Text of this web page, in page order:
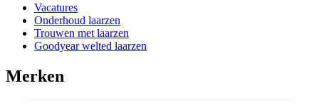
Vacatures
Onderhoud laarzen
Trouwen met laarzen
Goodyear welted laarzen
Merken